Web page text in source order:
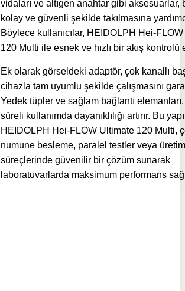
vidaları ve altıgen anahtar gibi aksesuarlar,
kolay ve güvenli şekilde takılmasına
Böylece kullanıcılar, HEIDOLPH Hei-
120 Multi ile esnek ve hızlı bir akış kontrolü
Ek olarak görseldeki adaptör, çok kanallı
cihazla tam uyumlu şekilde çalışmasını
Yedek tüpler ve sağlam bağlantı
süreli kullanımda dayanıklılığı artırır. Bu
HEIDOLPH Hei-FLOW Ultimate 120 Multi,
numune besleme, paralel testler veya üretim
süreçlerinde güvenilir bir çözüm sunarak
laboratuvarlarda maksimum performans